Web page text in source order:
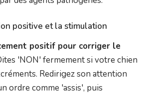
positive et la stimulation
positif pour corriger le
'NON' fermement si votre chien
Redirigez son attention
ordre comme 'assis', puis